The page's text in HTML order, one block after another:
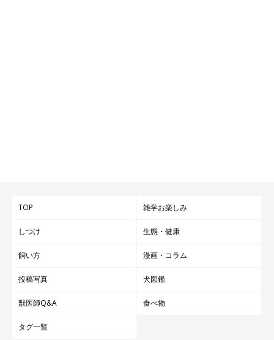
TOP 雑学お楽しみ
しつけ 生態・健康
飼い方 漫画・コラム
投稿写真 犬図鑑
獣医師Q&A 食べ物
タグ一覧